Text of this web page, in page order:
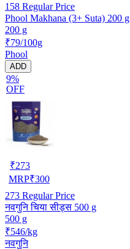
158 Regular Price
Phool Makhana (3+ Suta) 200 g
200 g
₹79/100g
Phool
ADD
9%
OFF
₹273
MRP₹300
273 Regular Price
नवगुनि चिया सीड्स 500 g
500 g
₹546/kg
नवगुनि